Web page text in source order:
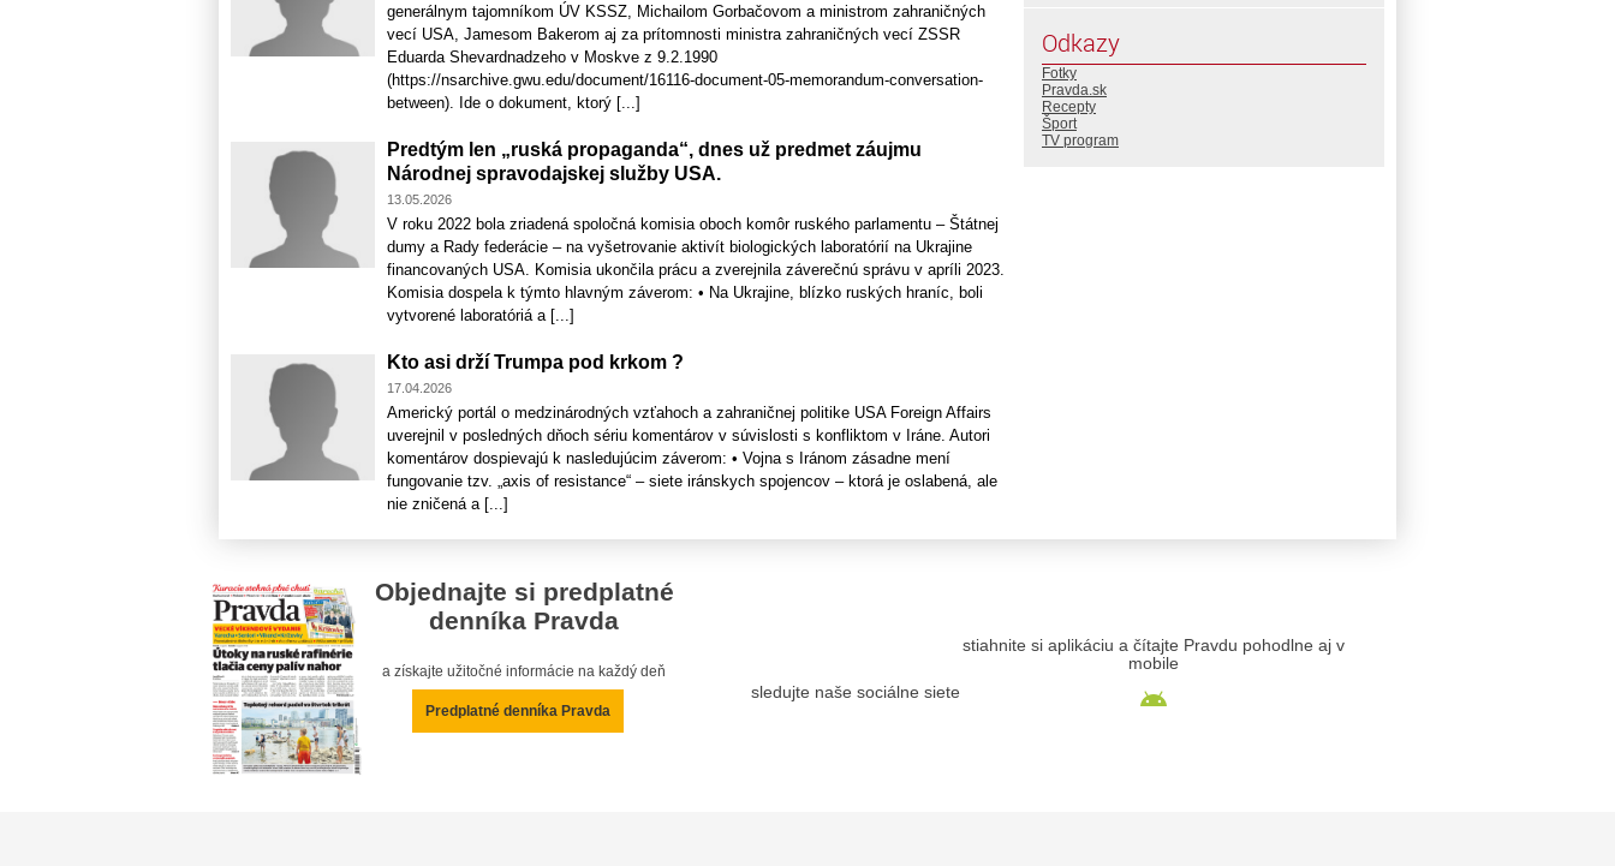
generálnym tajomníkom ÚV KSSZ, Michailom Gorbačovom a ministrom zahraničných
vecí USA, Jamesom Bakerom aj za prítomnosti ministra zahraničných vecí ZSSR
Eduarda Shevardnadzeho v Moskve z 9.2.1990
(https://nsarchive.gwu.edu/document/16116-document-05-memorandum-conversation-
between). Ide o dokument, ktorý [...]
Predtým len „ruská propaganda“, dnes už predmet záujmu
Národnej spravodajskej služby USA.
13.05.2026
V roku 2022 bola zriadená spoločná komisia oboch komôr ruského parlamentu – Štátnej
dumy a Rady federácie – na vyšetrovanie aktivít biologických laboratórií na Ukrajine
financovaných USA. Komisia ukončila prácu a zverejnila záverečnú správu v apríli 2023.
Komisia dospela k týmto hlavným záverom: • Na Ukrajine, blízko ruských hraníc, boli
vytvorené laboratóriá a [...]
Kto asi drží Trumpa pod krkom ?
17.04.2026
Americký portál o medzinárodných vzťahoch a zahraničnej politike USA Foreign Affairs
uverejnil v posledných dňoch sériu komentárov v súvislosti s konfliktom v Iráne. Autori
komentárov dospievajú k nasledujúcim záverom: • Vojna s Iránom zásadne mení
fungovanie tzv. „axis of resistance“ – siete iránskych spojencov – ktorá je oslabená, ale
nie zničená a [...]
Odkazy
Fotky
Pravda.sk
Recepty
Šport
TV program
Objednajte si predplatné
denníka Pravda
a získajte užitočné informácie na každý deň
Predplatné denníka Pravda
sledujte naše sociálne siete
stiahnite si aplikáciu a čítajte Pravdu pohodlne aj v
mobile